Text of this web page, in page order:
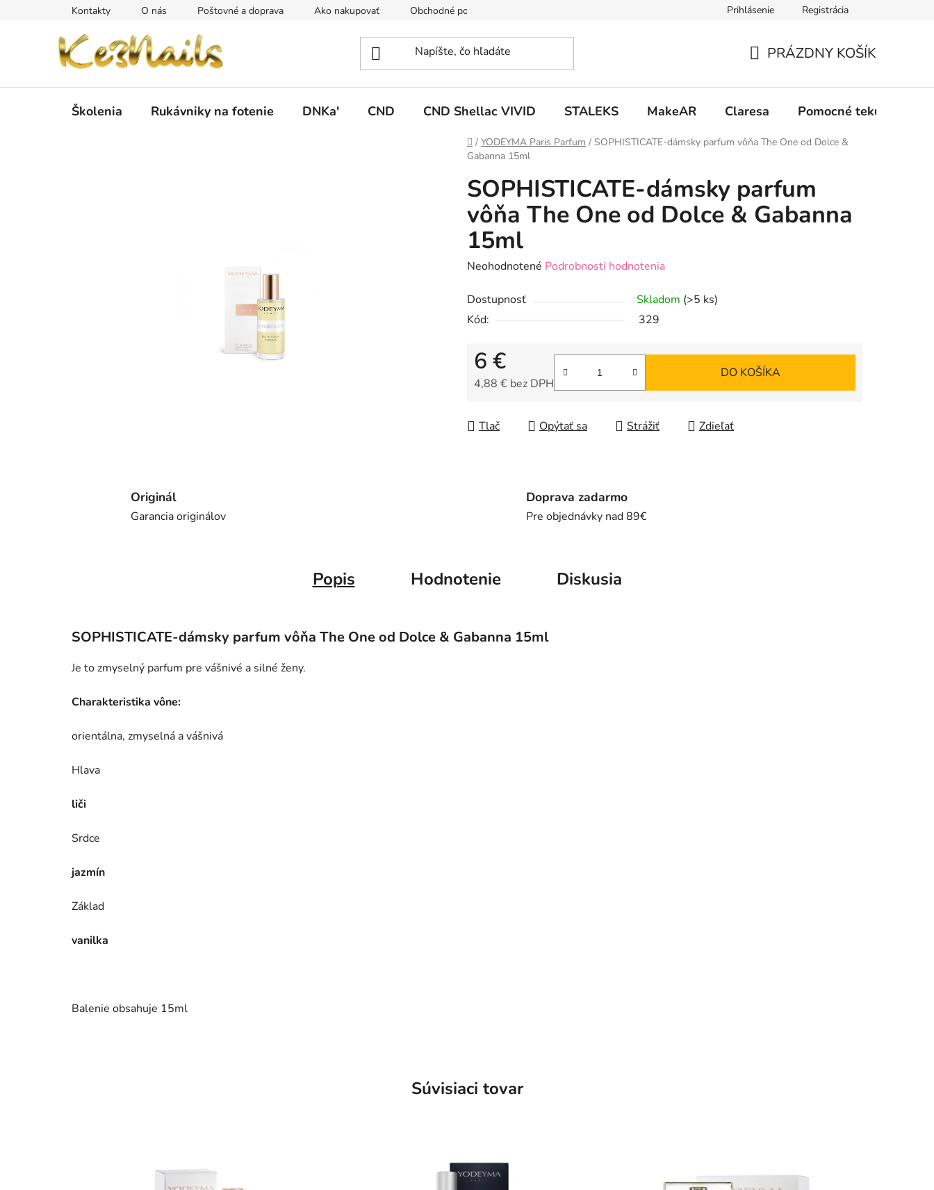
Kontakty O nás Poštovné a doprava Ako nakupovať Obchodné podmienky Formulár na odstúpenie od zmluvy
Prihlásenie Registrácia
KOŠÍK
PRÁZDNY KOŠÍK
Školenia Rukávniky na fotenie DNKa' CND CND Shellac VIVID STALEKS MakeAR Claresa Pomocné tekutiny
Domov
/ YODEYMA Paris Parfum / SOPHISTICATE-dámsky parfum vôňa The One od Dolce &
Gabanna 15ml
SOPHISTICATE-dámsky parfum
vôňa The One od Dolce & Gabanna
15ml
Priemerné
produktu
je
Neohodnotené Podrobnosti hodnotenia
Dostupnosť Skladom (>5 ks)
Kód:
329
6 €
4,88 € bez DPH
DO KOŠÍKA
Tlač Opýtať sa Strážiť Zdieľať
Originál
Garancia originálov
Doprava zadarmo
Pre objednávky nad 89€
Popis Hodnotenie Diskusia
SOPHISTICATE-dámsky parfum vôňa The One od Dolce & Gabanna 15ml
Je to zmyselný parfum pre vášnivé a silné ženy.
Charakteristika vône:
orientálna, zmyselná a vášnivá
Hlava
liči
Srdce
jazmín
Základ
vanilka
Balenie obsahuje 15ml
Súvisiaci tovar